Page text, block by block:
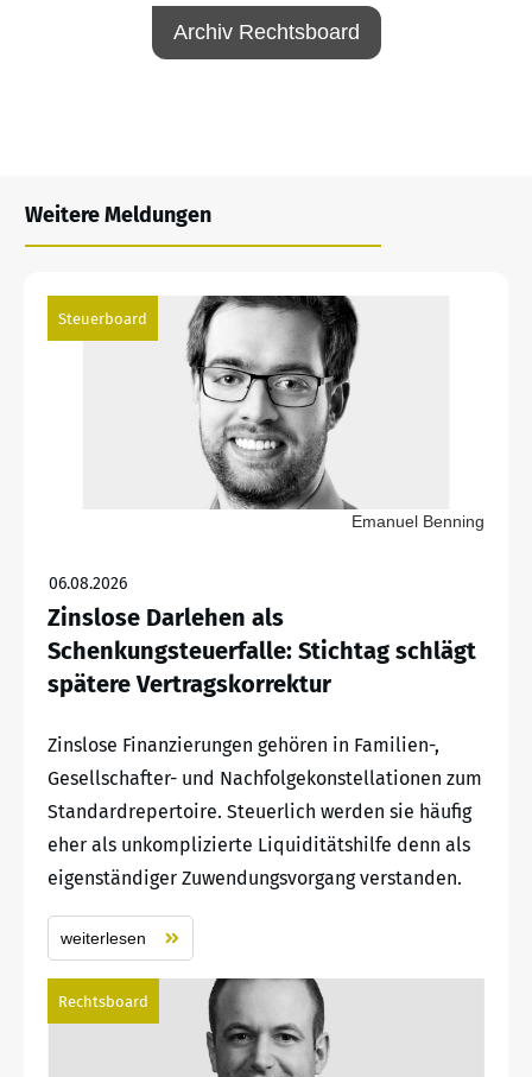
Archiv Rechtsboard
Weitere Meldungen
Steuerboard
Emanuel Benning
06.08.2026
Zinslose Darlehen als
Schenkungsteuerfalle: Stichtag schlägt
spätere Vertragskorrektur
Zinslose Finanzierungen gehören in Familien-,
Gesellschafter- und Nachfolgekonstellationen zum
Standardrepertoire. Steuerlich werden sie häufig
eher als unkomplizierte Liquiditätshilfe denn als
eigenständiger Zuwendungsvorgang verstanden.
weiterlesen
Rechtsboard